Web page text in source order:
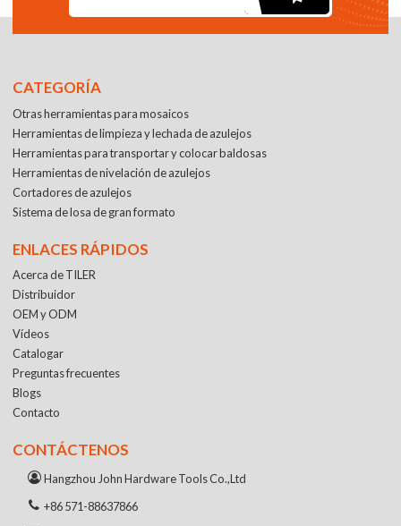
CATEGORÍA
Otras herramientas para mosaicos
Herramientas de limpieza y lechada de azulejos
Herramientas para transportar y colocar baldosas
Herramientas de nivelación de azulejos
Cortadores de azulejos
Sistema de losa de gran formato
ENLACES RÁPIDOS
Acerca de TILER
Distribuidor
OEM y ODM
Vídeos
Catalogar
Preguntas frecuentes
Blogs
Contacto
CONTÁCTENOS
Hangzhou John Hardware Tools Co.,Ltd
+86 571-88637866